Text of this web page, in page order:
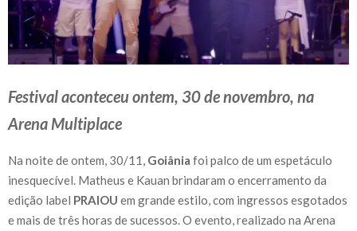
Festival aconteceu ontem, 30 de novembro, na
Arena Multiplace
Na noite de ontem, 30/11, Goiânia foi palco de um espetáculo
inesquecível. Matheus e Kauan brindaram o encerramento da
edição label PRAIOU em grande estilo, com ingressos esgotados
e mais de três horas de sucessos. O evento, realizado na Arena